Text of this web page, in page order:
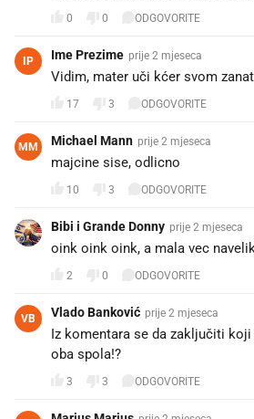
0 0 ODGOVORITE
IP Ime Prezime prije 2 mjeseca
Vidim, mater uči kćer svom
17 3 ODGOVORITE
MM Michael Mann prije 2 mjeseca
majcine sise, odlicno
10 3 ODGOVORITE
Bibi i Grande Donny prije 2 mjeseca
oink oink oink, a mala vec
2 0 ODGOVORITE
VB Vlado Banković prije 2 mjeseca
Iz komentara se da zaključiti
oba spola!?
3 3 ODGOVORITE